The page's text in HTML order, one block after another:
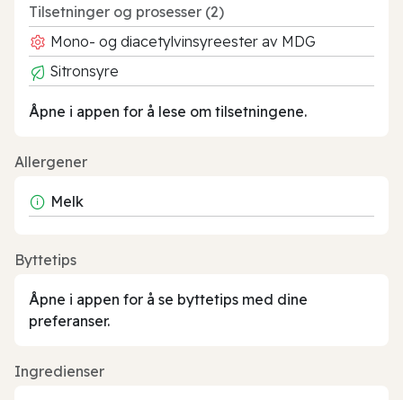
Tilsetninger og prosesser (2)
Mono- og diacetylvinsyreester av MDG
Sitronsyre
Åpne i appen for å lese om tilsetningene.
Allergener
Melk
Byttetips
Åpne i appen for å se byttetips med dine
preferanser.
Ingredienser